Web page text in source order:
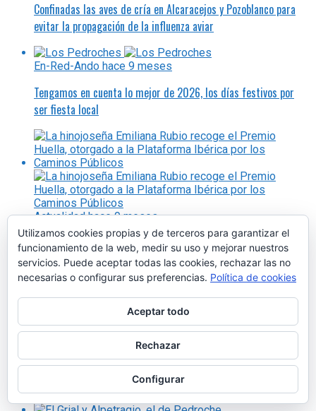
Confinadas las aves de cría en Alcaracejos y Pozoblanco para
evitar la propagación de la influenza aviar
En-Red-Ando hace 9 meses
Tengamos en cuenta lo mejor de 2026, los días festivos por
ser fiesta local
Actualidadhace 9 meses
La hinojoseña Emiliana Rubio recoge el Premio Huella, otorgado
a la Plataforma Ibérica por los Caminos Públicos
hace 7 meses
¿Es posible que Pedroche aparezca en el ‘Códice Calixtino’? Sí,
Utilizamos cookies propias y de terceros para garantizar el
funcionamiento de la web, medir su uso y mejorar nuestros
servicios. Puede aceptar todas las cookies, rechazar las no
necesarias o configurar sus preferencias. Política de cookies
Aceptar todo
Rechazar
Configurar